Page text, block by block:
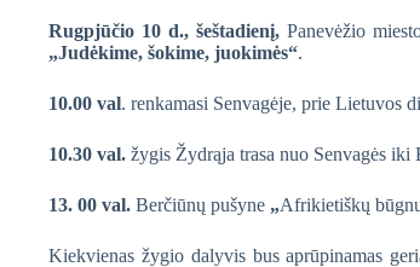
Rugpjūčio 10 d., šeštadienį, Panevėžio
„Judėkime, šokime, juokimės“.
10.00 val. renkamasi Senvagėje, prie Lietuvos
10.30 val. žygis Žydrąja trasa nuo Senvagės
13. 00 val. Berčiūnų pušyne „Afrikietiškų
Kiekvienas žygio dalyvis bus aprūpinamas